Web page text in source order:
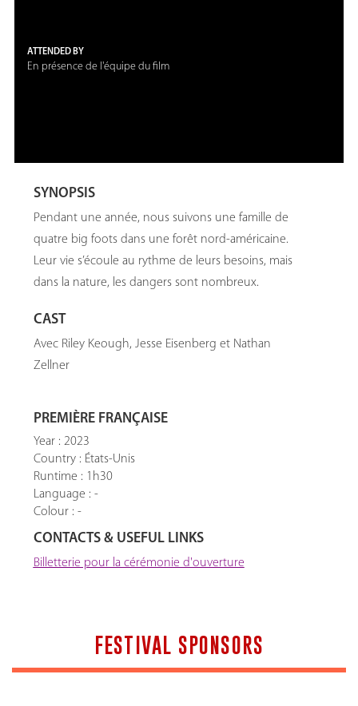
ATTENDED BY
En présence de l'équipe du film
SYNOPSIS
Pendant une année, nous suivons une famille de
quatre big foots dans une forêt nord-américaine.
Leur vie s’écoule au rythme de leurs besoins, mais
dans la nature, les dangers sont nombreux.
CAST
Avec Riley Keough, Jesse Eisenberg et Nathan
Zellner
PREMIÈRE FRANÇAISE
Year : 2023
Country : États-Unis
Runtime : 1h30
Language : -
Colour : -
CONTACTS & USEFUL LINKS
Billetterie pour la cérémonie d'ouverture
FESTIVAL SPONSORS